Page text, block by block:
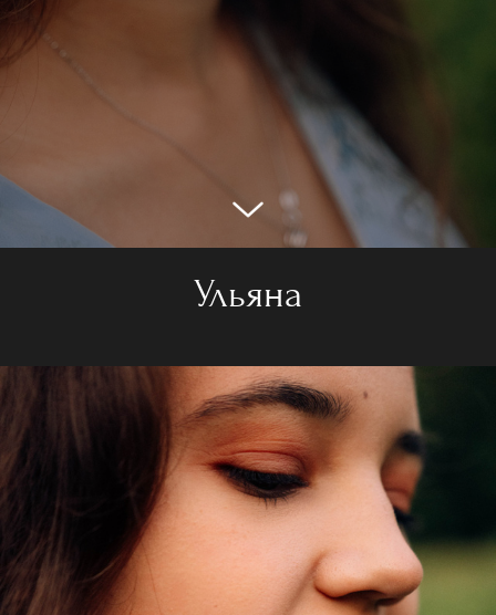
Ульяна